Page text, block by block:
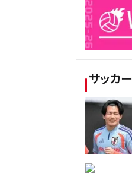
サッカー